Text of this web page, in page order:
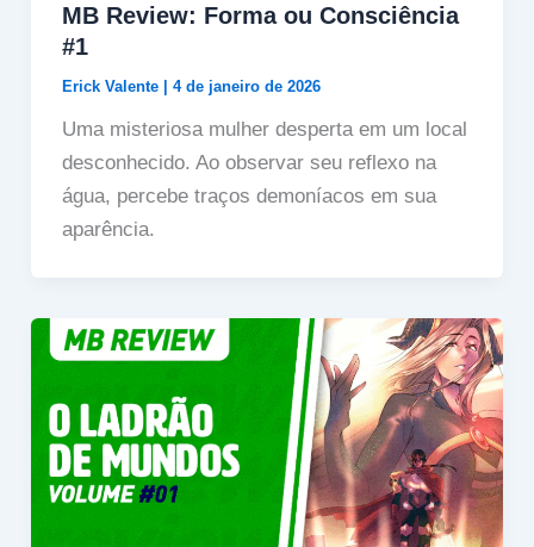
MB Review: Forma ou Consciência
#1
Erick Valente 4 de janeiro de 2026
Uma misteriosa mulher desperta em um local
desconhecido. Ao observar seu reflexo na
água, percebe traços demoníacos em sua
aparência.